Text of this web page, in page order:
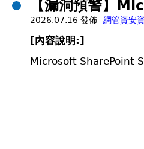
【漏洞預警】
2026.07.16 發佈 網管資安
[內容說明:]
Microsoft SharePoint